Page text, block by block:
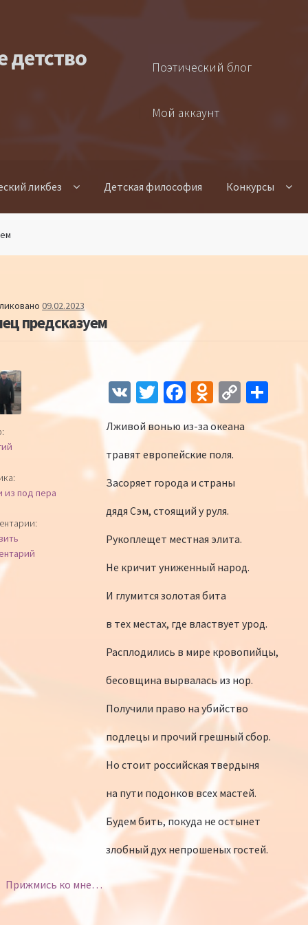
детство Поэтический блог
Мой аккаунт
ликбез Детская философия Конкурсы
09.02.2023
предсказуем
из под пера
V T
tt
er
Fa
ce
b
o
o
k
O
d
n
o
kl
as
sn
iki
C
p
О
п
Лживой вонью из-за океана
травят европейские поля.
Засоряет города и страны
дядя Сэм, стоящий у руля.
Рукоплещет местная элита.
Не кричит униженный народ.
И глумится золотая бита
в тех местах, где властвует урод.
Расплодились в мире кровопийцы,
бесовщина вырвалась из нор.
Получили право на убийство
подлецы и прочий грешный сбор.
Но стоит российская твердыня
на пути подонков всех мастей.
Будем бить, покуда не остынет
злобный дух непрошеных гостей.
Навигация по записям
Прижмись ко мне…